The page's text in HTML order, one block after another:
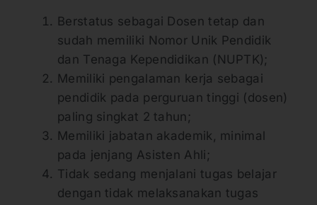
Berstatus sebagai Dosen tetap dan
sudah memiliki Nomor Unik Pendidik
dan Tenaga Kependidikan (NUPTK);
Memiliki pengalaman kerja sebagai
pendidik pada perguruan tinggi (dosen)
paling singkat 2 tahun;
Memiliki jabatan akademik, minimal
pada jenjang Asisten Ahli;
Tidak sedang menjalani tugas belajar
dengan tidak melaksanakan tugas